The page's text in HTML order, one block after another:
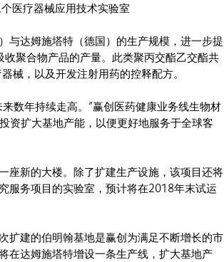
医疗器械应用技术实验室
与达姆施塔特（德国）的生产规模，进一步提
收聚合物产品的产量。此类聚丙交酯乙交酯共
械，以及开发注射用药的控释配方。
数年持续走高。”赢创医药健康业务线生物材
资扩大基地产能，以便更好地服务于全球客
座新的大楼。除了扩建生产设施，该项目还将
服务项目的实验室，预计将在2018年末试运
扩建的伯明翰基地是赢创为满足不断增长的市
在达姆施塔特增设一条生产线，扩大基地产